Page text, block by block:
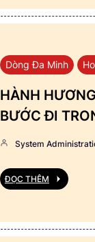
Dòng Đa Minh
HÀNH
BƯỚC ĐI
System
ĐỌC THÊM